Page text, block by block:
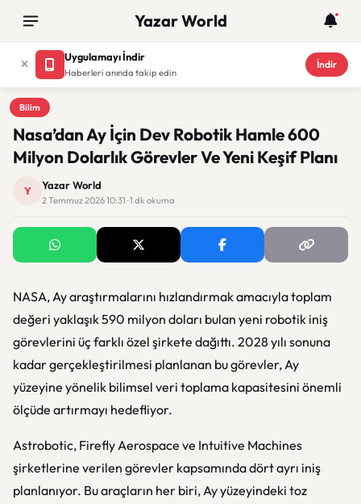
Yazar World
Uygulamayı İndir
Haberleri anında takip edin
İndir
Bilim
Bilim
Nasa’dan Ay İçin Dev Robotik Hamle 600
Milyon Dolarlık Görevler Ve Yeni Keşif Planı
Y Yazar World
2 Temmuz 2026 10:31 · 1 dk okuma
NASA, Ay araştırmalarını hızlandırmak amacıyla toplam
değeri yaklaşık 590 milyon doları bulan yeni robotik iniş
görevlerini üç farklı özel şirkete dağıttı. 2028 yılı sonuna
kadar gerçekleştirilmesi planlanan bu görevler, Ay
yüzeyine yönelik bilimsel veri toplama kapasitesini önemli
ölçüde artırmayı hedefliyor.
Astrobotic, Firefly Aerospace ve Intuitive Machines
şirketlerine verilen görevler kapsamında dört ayrı iniş
planlanıyor. Bu araçların her biri, Ay yüzeyindeki toz